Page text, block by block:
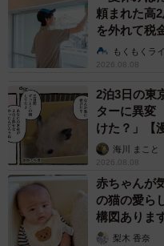
塊を取ると、中は綺麗な空洞に
頼まれた高
を外れて税
説】もくもくラ
2026.08.08
2泊3日の東
ターに異変
けた？」【
海川 まこと
2026.08.08
赤ちゃんが
の猫の愛ら
構図ありま
梨木 香奈